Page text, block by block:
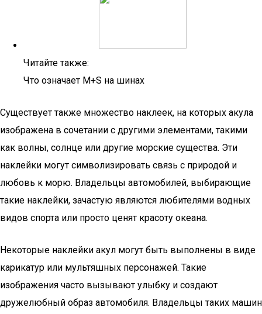
Читайте также:
Что означает M+S на шинах
Существует также множество наклеек, на которых акула
изображена в сочетании с другими элементами, такими
как волны, солнце или другие морские существа. Эти
наклейки могут символизировать связь с природой и
любовь к морю. Владельцы автомобилей, выбирающие
такие наклейки, зачастую являются любителями водных
видов спорта или просто ценят красоту океана.
Некоторые наклейки акул могут быть выполнены в виде
карикатур или мультяшных персонажей. Такие
изображения часто вызывают улыбку и создают
дружелюбный образ автомобиля. Владельцы таких машин